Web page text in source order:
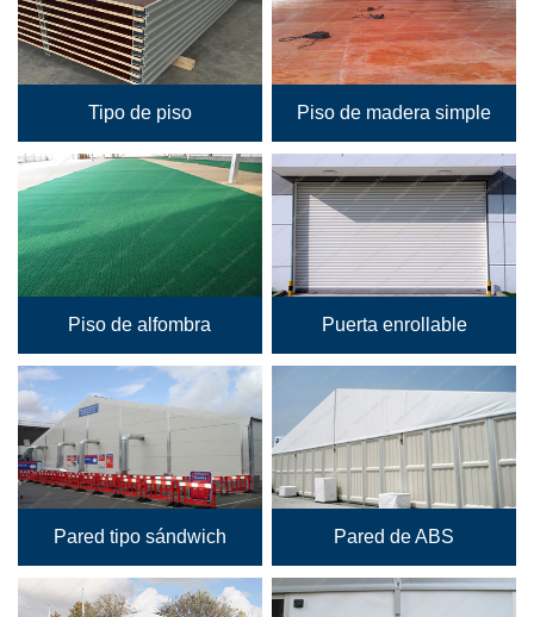
Tipo de piso Piso de madera simple
Piso de alfombra Puerta enrollable
Pared tipo sándwich Pared de ABS